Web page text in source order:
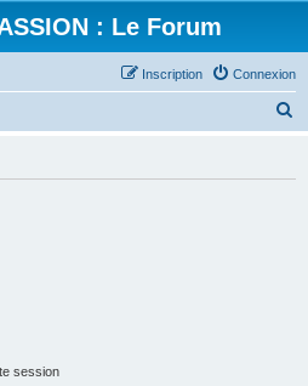
: Le Forum
Connexion
Inscription
session